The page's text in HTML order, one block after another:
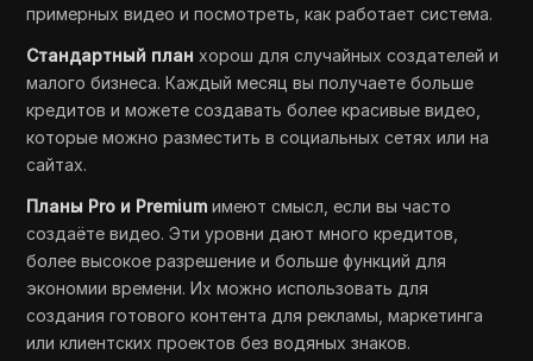
примерных видео и посмотреть, как работает система.
Стандартный план хорош для случайных создателей и
малого бизнеса. Каждый месяц вы получаете больше
кредитов и можете создавать более красивые видео,
которые можно разместить в социальных сетях или на
сайтах.
Планы Pro и Premium имеют смысл, если вы часто
создаёте видео. Эти уровни дают много кредитов,
более высокое разрешение и больше функций для
экономии времени. Их можно использовать для
создания готового контента для рекламы, маркетинга
или клиентских проектов без водяных знаков.